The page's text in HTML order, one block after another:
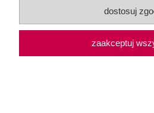
pokaż pełną
Sklep internetowy
dostosuj
zaakceptuj